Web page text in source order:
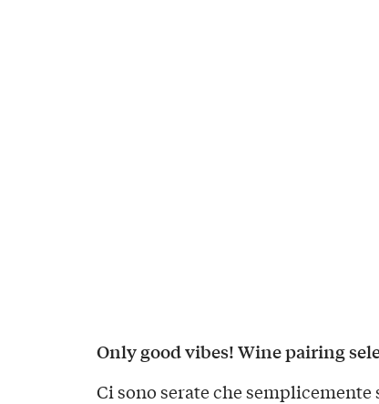
Only good vibes! Wine pairing
Ci sono serate che